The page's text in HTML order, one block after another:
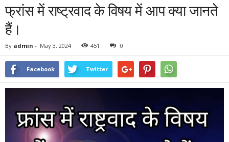
फ्रांस में राष्ट्रवाद के विषय में आप क्या जानते
हैं।
By admin - May 3, 2024 451 0
Facebook Twitter